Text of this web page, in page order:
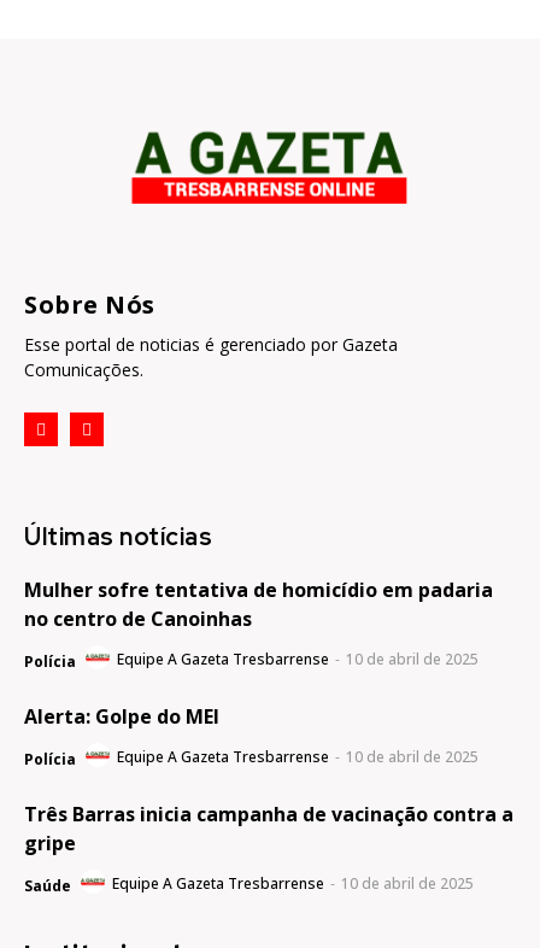
Sobre Nós
Esse portal de noticias é gerenciado por Gazeta
Comunicações.
Últimas notícias
Mulher sofre tentativa de homicídio em padaria
no centro de Canoinhas
Polícia Equipe A Gazeta Tresbarrense - 10 de abril de 2025
Alerta: Golpe do MEI
Polícia Equipe A Gazeta Tresbarrense - 10 de abril de 2025
Três Barras inicia campanha de vacinação contra a
gripe
Saúde Equipe A Gazeta Tresbarrense - 10 de abril de 2025